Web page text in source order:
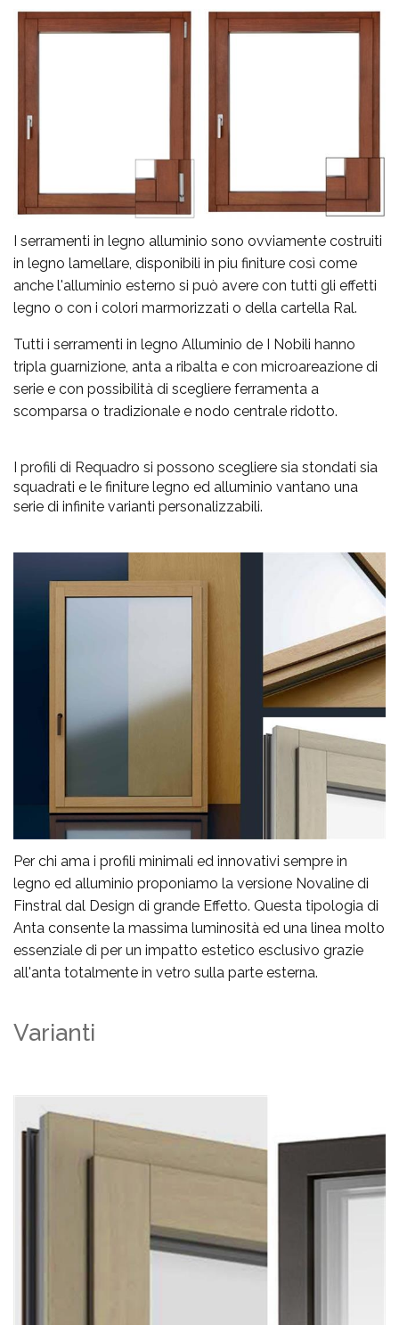
I serramenti in legno alluminio sono ovviamente costruiti
in legno lamellare, disponibili in piu finiture così come
anche l'alluminio esterno si può avere con tutti gli effetti
legno o con i colori marmorizzati o della cartella Ral.
Tutti i serramenti in legno Alluminio de I Nobili hanno
tripla guarnizione, anta a ribalta e con microareazione di
serie e con possibilità di scegliere ferramenta a
scomparsa o tradizionale e nodo centrale ridotto.
I profili di Requadro si possono scegliere sia stondati sia
squadrati e le finiture legno ed alluminio vantano una
serie di infinite varianti personalizzabili.
Per chi ama i profili minimali ed innovativi sempre in
legno ed alluminio proponiamo la versione Novaline di
Finstral dal Design di grande Effetto. Questa tipologia di
Anta consente la massima luminosità ed una linea molto
essenziale di per un impatto estetico esclusivo grazie
all'anta totalmente in vetro sulla parte esterna.
Varianti